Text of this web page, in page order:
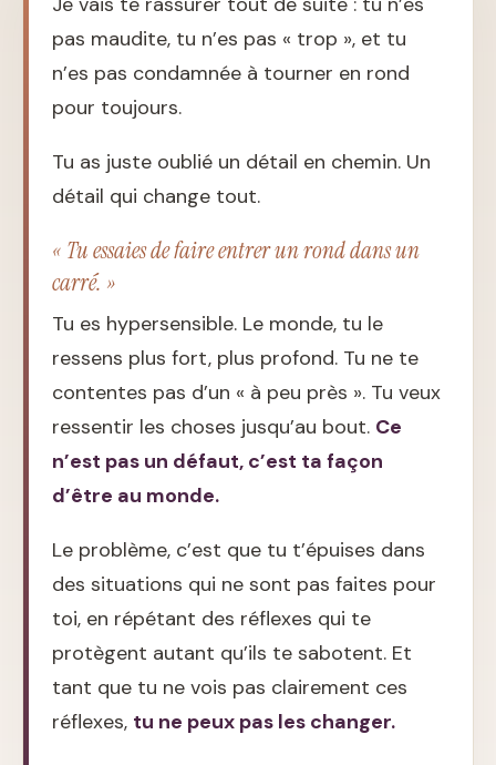
pas maudite, tu n’es pas « trop », et tu
n’es pas condamnée à tourner en rond
pour toujours.
Tu as juste oublié un détail en chemin. Un
détail qui change tout.
« Tu essaies de faire entrer un rond dans un
carré. »
Tu es hypersensible. Le monde, tu le
ressens plus fort, plus profond. Tu ne te
contentes pas d’un « à peu près ». Tu veux
ressentir les choses jusqu’au bout. Ce
n’est pas un défaut, c’est ta façon
d’être au monde.
Le problème, c’est que tu t’épuises dans
des situations qui ne sont pas faites pour
toi, en répétant des réflexes qui te
protègent autant qu’ils te sabotent. Et
tant que tu ne vois pas clairement ces
réflexes, tu ne peux pas les changer.